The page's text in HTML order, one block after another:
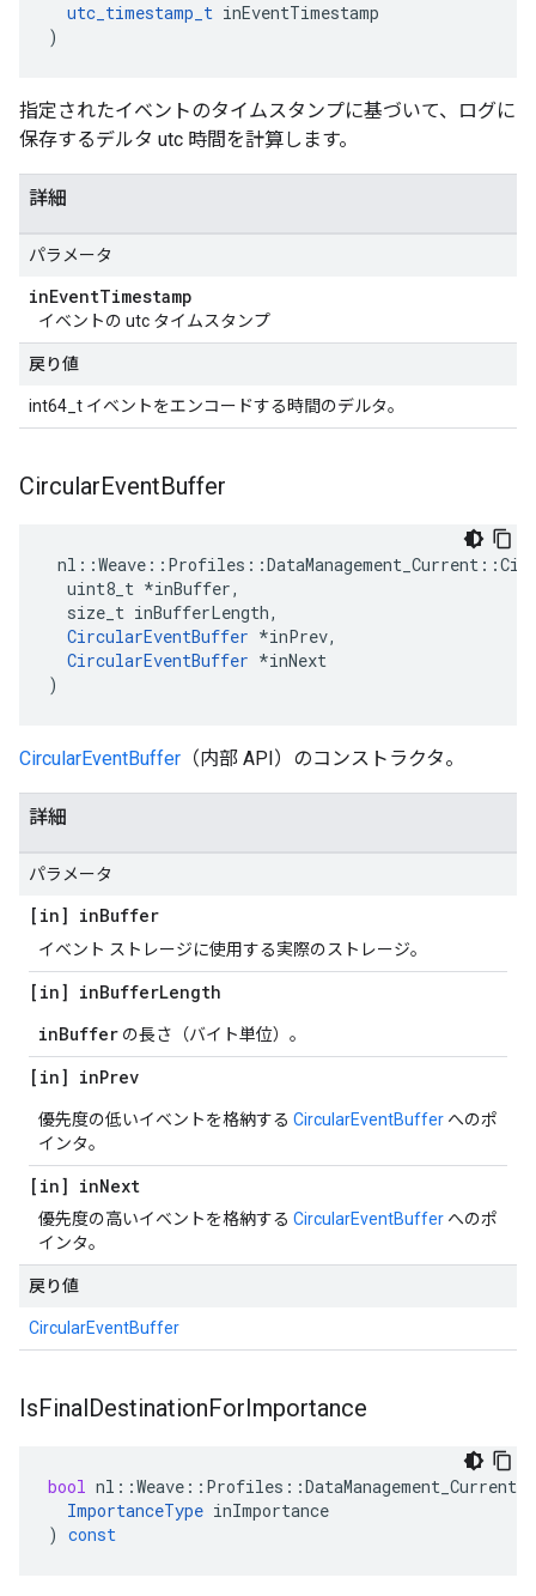
utc_timestamp_t inEventTimestamp
)
指定されたイベントのタイムスタンプに基づいて、ログに
保存するデルタ utc 時間を計算します。
詳細
パラメータ
inEventTimestamp
イベントの utc タイムスタンプ
戻り値
int64_t イベントをエンコードする時間のデルタ。
CircularEventBuffer
  uint8_t *inBuffer,
  size_t inBufferLength,
CircularEventBuffer *inPrev,
CircularEventBuffer *inNext
)
CircularEventBuffer （内部 API）のコンストラクタ。
詳細
パラメータ
[in] inBuffer
イベント ストレージに使用する実際のストレージ。
[in] inBufferLength
inBuffer の長さ（バイト単位）。
[in] inPrev
優先度の低いイベントを格納する CircularEventBuffer へのポ
インタ。
[in] inNext
優先度の高いイベントを格納する CircularEventBuffer へのポ
インタ。
戻り値
CircularEventBuffer
IsFinalDestinationForImportance
bool nl ::Weave :: Profiles ::DataManagement_Current
ImportanceType inImportance
) const